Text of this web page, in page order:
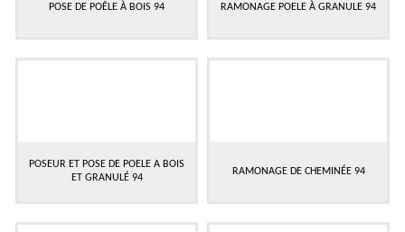
POSE DE POÊLE À BOIS 94 RAMONAGE POELE À GRANULE 94
POSEUR ET POSE DE POELE A BOIS
ET GRANULÉ 94
RAMONAGE DE CHEMINÉE 94